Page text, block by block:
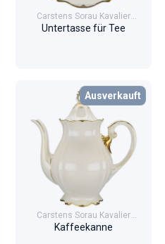
Carstens Sorau Kavalier
Goldranke
Untertasse für Tee
Ausverkauft
Carstens Sorau Kavalier
Goldranke
Kaffeekanne